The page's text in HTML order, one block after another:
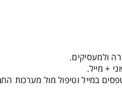
ולמעסיקים.
+ מייל.
במייל וטיפול מול מערכות